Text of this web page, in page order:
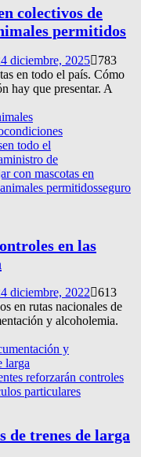
colectivos de
permitidos
diciembre, 2025
783
en todo el país. Cómo
hay que presentar. A
condiciones
en todo el
ministro de
con mascotas en
permitidosseguro
en las
diciembre, 2022
613
en rutas nacionales de
y alcoholemia.
y
larga
reforzarán controles
particulares
de trenes de larga